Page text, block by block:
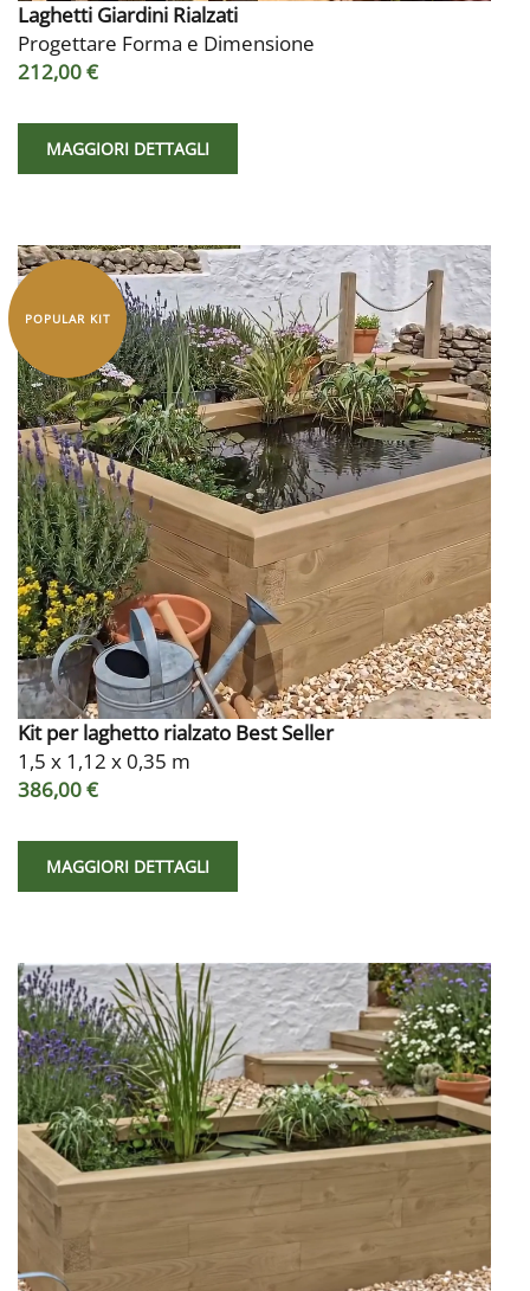
Laghetti Giardini Rialzati
Progettare Forma e Dimensione
212,00 €
MAGGIORI DETTAGLI
POPULAR KIT
Kit per laghetto rialzato Best Seller
1,5 x 1,12 x 0,35 m
386,00 €
MAGGIORI DETTAGLI